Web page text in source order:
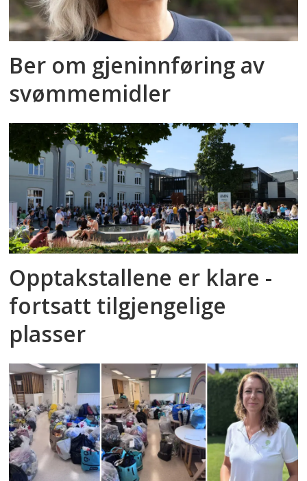
Ber om gjeninnføring av
svømmemidler
Opptakstallene er klare -
fortsatt tilgjengelige
plasser